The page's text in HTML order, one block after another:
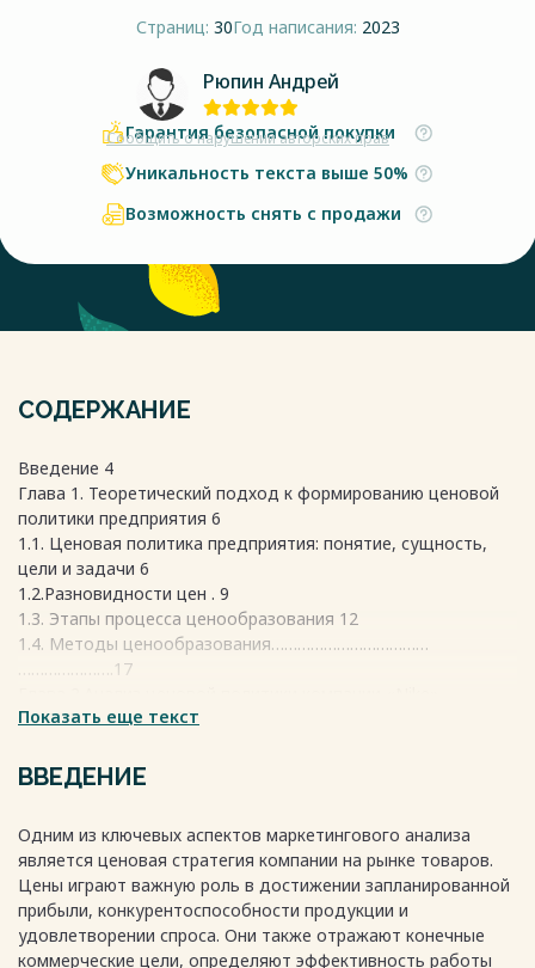
Страниц: 30Год написания: 2023
Рюпин Андрей
Сообщить о нарушении авторских прав
Гарантия безопасной покупки
Уникальность текста выше 50%
Возможность снять с продажи
СОДЕРЖАНИЕ
Введение 4
Глава 1. Теоретический подход к формированию ценовой
политики предприятия 6
1.1. Ценовая политика предприятия: понятие, сущность,
цели и задачи 6
1.2.Разновидности цен . 9
1.3. Этапы процесса ценообразования 12
1.4. Методы ценообразования………………………………
………………….17
…........…………21
фирмы…………………………………………….21
2.2. Организационная культура компании………………….
2.3. Управление организацией «Nike» ………………….
……………............... 25
2.4. Анализ ценовой политики предприятия………….
……………................ 27
2.4. SWOT-анализ…………………………….………….……………............... 28
Показать еще текст
ВВЕДЕНИЕ
Одним из ключевых аспектов маркетингового анализа
является ценовая стратегия компании на рынке товаров.
Цены играют важную роль в достижении запланированной
прибыли, конкурентоспособности продукции и
удовлетворении спроса. Они также отражают конечные
коммерческие цели, определяют эффективность работы